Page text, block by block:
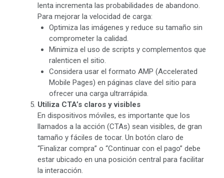
lenta incrementa las probabilidades de abandono.
Para mejorar la velocidad de carga:
Optimiza las imágenes y reduce su tamaño sin
comprometer la calidad.
Minimiza el uso de scripts y complementos que
ralenticen el sitio.
Considera usar el formato AMP (Accelerated
Mobile Pages) en páginas clave del sitio para
ofrecer una carga ultrarrápida.
Utiliza CTA’s claros y visibles
En dispositivos móviles, es importante que los
llamados a la acción (CTAs) sean visibles, de gran
tamaño y fáciles de tocar. Un botón claro de
“Finalizar compra” o “Continuar con el pago” debe
estar ubicado en una posición central para facilitar
la interacción.